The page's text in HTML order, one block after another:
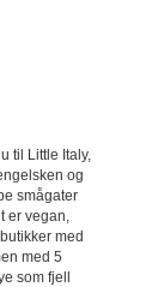
til Little Italy,
og
smågater
er vegan,
med
med 5
som fjell